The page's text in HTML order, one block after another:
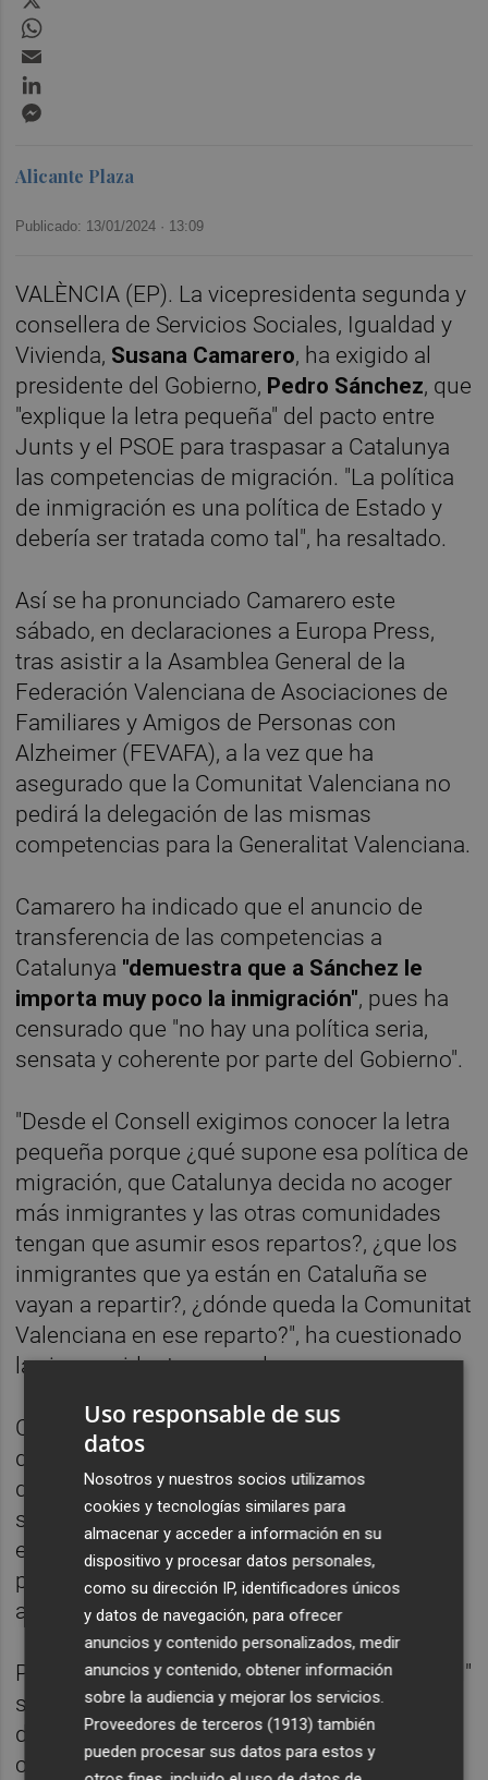
Alicante Plaza
Publicado: 13/01/2024 · 13:09
VALÈNCIA (EP). La vicepresidenta segunda y
consellera de Servicios Sociales, Igualdad y
Vivienda, Susana Camarero, ha exigido al
presidente del Gobierno, Pedro Sánchez, que
"explique la letra pequeña" del pacto entre
Junts y el PSOE para traspasar a Catalunya
las competencias de migración. "La política
de inmigración es una política de Estado y
debería ser tratada como tal", ha resaltado.
Así se ha pronunciado Camarero este
sábado, en declaraciones a Europa Press,
tras asistir a la Asamblea General de la
Federación Valenciana de Asociaciones de
Familiares y Amigos de Personas con
Alzheimer (FEVAFA), a la vez que ha
asegurado que la Comunitat Valenciana no
pedirá la delegación de las mismas
competencias para la Generalitat Valenciana.
Camarero ha indicado que el anuncio de
transferencia de las competencias a
Catalunya "demuestra que a Sánchez le
importa muy poco la inmigración", pues ha
censurado que "no hay una política seria,
sensata y coherente por parte del Gobierno".
"Desde el Consell exigimos conocer la letra
pequeña porque ¿qué supone esa política de
migración, que Catalunya decida no acoger
más inmigrantes y las otras comunidades
tengan que asumir esos repartos?, ¿que los
inmigrantes que ya están en Cataluña se
vayan a repartir?, ¿dónde queda la Comunitat
Valenciana en ese reparto?", ha cuestionado
la vicepresidenta segunda.
Camarero ha sostenido que "son cuestiones
de una gravedad extrema y que afectan
directamente, no solamente a Catalunya,
sino al resto de las comunidades y,
especialmente, a la Comunitat Valenciana
porque hace frontera" con esta comunidad
autónoma.
Por ello, ha concluido que es "una necesidad"
saber más sobre el pacto porque "afecta
directamente" y "no puede ser una política
caprichosa de Sánchez que utilice para
Uso responsable de sus
datos
Nosotros y nuestros socios utilizamos
cookies y tecnologías similares para
almacenar y acceder a información en su
dispositivo y procesar datos personales,
como su dirección IP, identificadores únicos
y datos de navegación, para ofrecer
anuncios y contenido personalizados, medir
anuncios y contenido, obtener información
sobre la audiencia y mejorar los servicios.
Proveedores de terceros (1913) también
pueden procesar sus datos para estos y